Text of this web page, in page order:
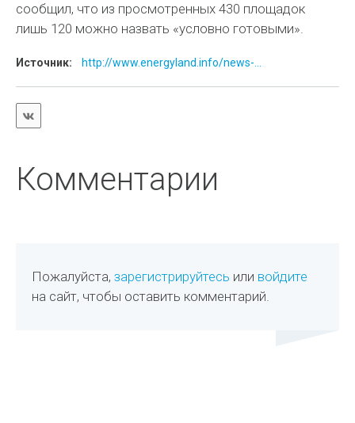
сообщил, что из просмотренных 430 площадок
лишь 120 можно назвать «условно готовыми».
Источник: http://www.energyland.info/news-...
Комментарии
Пожалуйста,зарегистрируйтесь или войдите
на сайт, чтобы оставить комментарий.